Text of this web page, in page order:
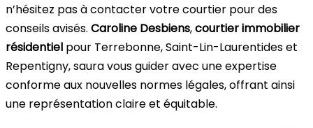
n’hésitez pas à contactervotre courtier pour des
conseils avisés. Caroline Desbiens,courtier immobilier
résidentiel pour Terrebonne, Saint-Lin-Laurentides et
Repentigny, saura vous guider avec une expertise
conforme aux nouvelles normes légales, offrant ainsi
une représentation claire et équitable.